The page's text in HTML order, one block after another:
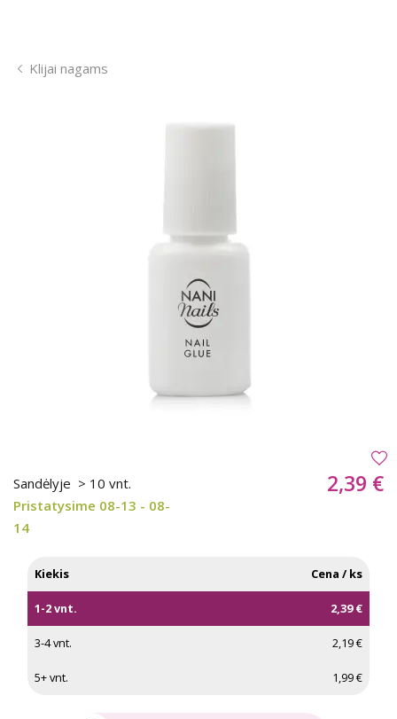
Klijai nagams
Sandėlyje > 10 vnt.
Pristatysime 08-13 - 08-
14
2,39 €
Kiekis Cena / ks
1-2 vnt. 2,39 €
3-4 vnt. 2,19 €
5+ vnt. 1,99 €